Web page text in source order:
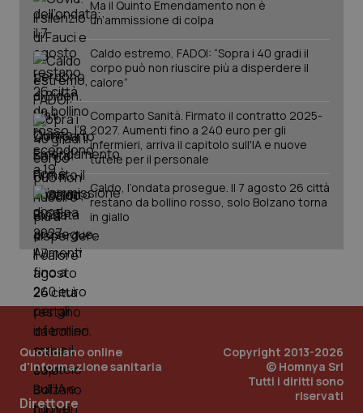
Ma il Quinto Emendamento non è
un’ammissione di colpa
Caldo estremo, FADOI: “Sopra i 40 gradi il
corpo può non riuscire più a disperdere il
calore”
Comparto Sanità. Firmato il contratto 2025-
2027. Aumenti fino a 240 euro per gli
infermieri, arriva il capitolo sull'IA e nuove
tutele per il personale
Caldo, l’ondata prosegue. Il 7 agosto 26 città
restano da bollino rosso, solo Bolzano torna
in giallo
Quotidiano online
d'informazione sanitaria
Direttore
Copyright 2013-2026
© Homnya Srl
Tutti i diritti sono
riservati
PHPSESSID
PHP.net